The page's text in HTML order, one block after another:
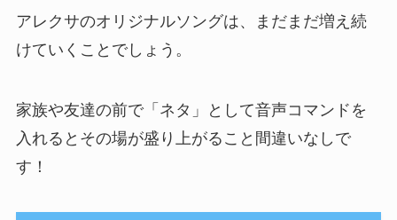
アレクサのオリジナルソングは、まだまだ増え続
けていくことでしょう。
家族や友達の前で「ネタ」として音声コマンドを
入れるとその場が盛り上がること間違いなしで
す！